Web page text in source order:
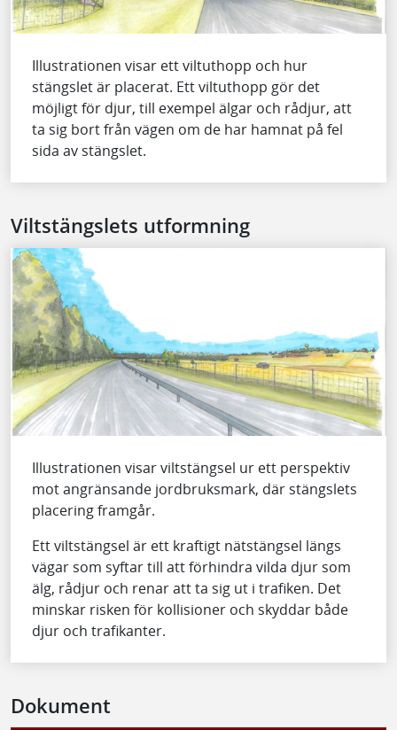
Illustrationen visar ett viltuthopp och hur
stängslet är placerat. Ett viltuthopp gör det
möjligt för djur, till exempel älgar och rådjur, att
ta sig bort från vägen om de har hamnat på fel
sida av stängslet.
Viltstängslets utformning
Illustrationen visar viltstängsel ur ett perspektiv
mot angränsande jordbruksmark, där stängslets
placering framgår.
Ett viltstängsel är ett kraftigt nätstängsel längs
vägar som syftar till att förhindra vilda djur som
älg, rådjur och renar att ta sig ut i trafiken. Det
minskar risken för kollisioner och skyddar både
djur och trafikanter.
Dokument